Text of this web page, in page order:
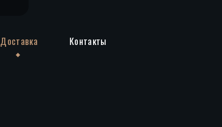
Доставка Контакты